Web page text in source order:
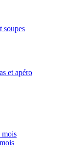
soupes
et apéro
mois